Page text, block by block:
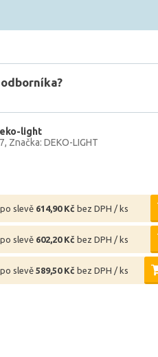
light
Značka: DEKO-LIGHT
slevě 614,90 Kč bez DPH / ks
slevě 602,20 Kč bez DPH / ks
slevě 589,50 Kč bez DPH / ks